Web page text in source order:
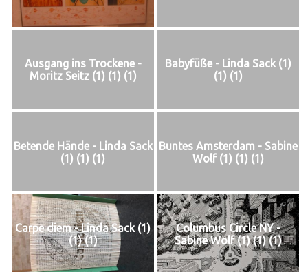
Ausgang ins Trockene -
Moritz Seitz (1) (1) (1)
Babyfüße - Linda Sack (1)
(1) (1)
Betende Hände - Linda Sack
(1) (1) (1)
Buntes Amsterdam - Sabine
Wolf (1) (1) (1)
Carpe diem - Linda Sack (1)
(1) (1)
Columbus Circle NY -
Sabine Wolf (1) (1) (1)